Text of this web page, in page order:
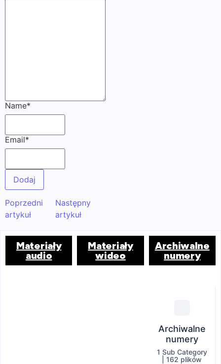
Name*
Email*
Poprzedni
artykuł
Następny
artykuł
Materiały
audio
Materiały
wideo
Archiwalne
numery
Archiwalne
numery
1 Sub Category
162 plików